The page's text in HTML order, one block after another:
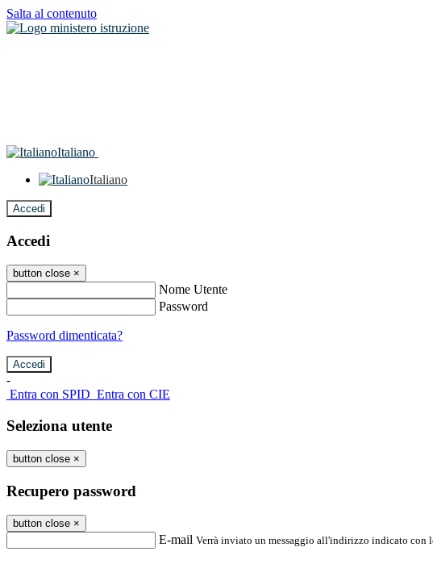
Salta al contenuto
Italiano
Italiano
Accedi
Accedi
button close ×
Nome Utente
Password
Password dimenticata?
-
Entra con SPID Entra con CIE
Seleziona utente
button close ×
Recupero password
button close ×
E-mail Verrà inviato un messaggio all'indirizzo indicato con